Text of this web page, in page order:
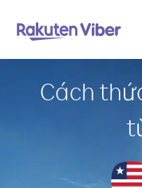
Cách